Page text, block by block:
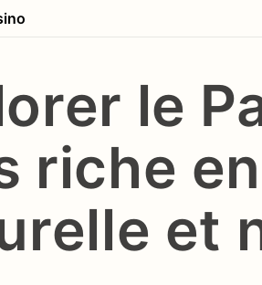
le
riche
et